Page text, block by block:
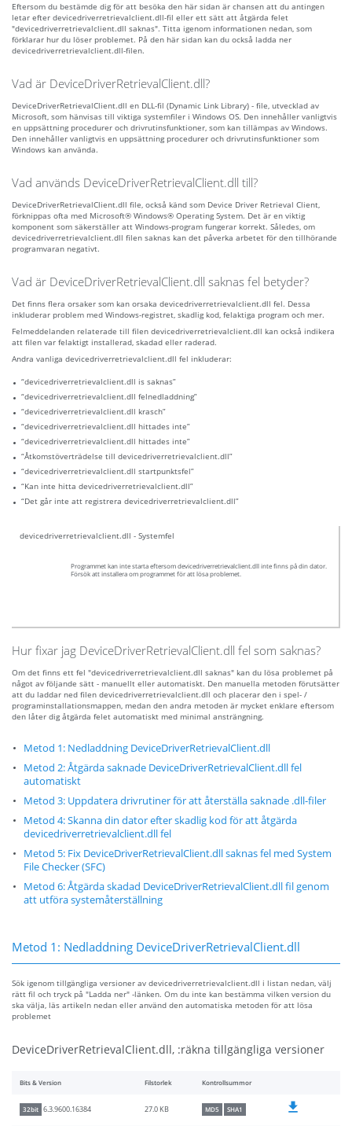
Eftersom du bestämde dig för att besöka den här sidan är chansen att du antingen
letar efter devicedriverretrievalclient.dll-fil eller ett sätt att åtgärda felet
"devicedriverretrievalclient.dll saknas". Titta igenom informationen nedan, som
förklarar hur du löser problemet. På den här sidan kan du också ladda ner
devicedriverretrievalclient.dll-filen.
Vad är DeviceDriverRetrievalClient.dll?
DeviceDriverRetrievalClient.dll en DLL-fil (Dynamic Link Library) - file, utvecklad av
Microsoft, som hänvisas till viktiga systemfiler i Windows OS. Den innehåller vanligtvis
en uppsättning procedurer och drivrutinsfunktioner, som kan tillämpas av Windows.
Den innehåller vanligtvis en uppsättning procedurer och drivrutinsfunktioner som
Windows kan använda.
Vad används DeviceDriverRetrievalClient.dll till?
DeviceDriverRetrievalClient.dll file, också känd som Device Driver Retrieval Client,
förknippas ofta med Microsoft® Windows® Operating System. Det är en viktig
komponent som säkerställer att Windows-program fungerar korrekt. Således, om
devicedriverretrievalclient.dll filen saknas kan det påverka arbetet för den tillhörande
programvaran negativt.
Vad är DeviceDriverRetrievalClient.dll saknas fel betyder?
Det finns flera orsaker som kan orsaka devicedriverretrievalclient.dll fel. Dessa
inkluderar problem med Windows-registret, skadlig kod, felaktiga program och mer.
Felmeddelanden relaterade till filen devicedriverretrievalclient.dll kan också indikera
att filen var felaktigt installerad, skadad eller raderad.
Andra vanliga devicedriverretrievalclient.dll fel inkluderar:
“devicedriverretrievalclient.dll is saknas”
“devicedriverretrievalclient.dll felnedladdning”
“devicedriverretrievalclient.dll krasch”
“devicedriverretrievalclient.dll hittades inte”
“devicedriverretrievalclient.dll hittades inte”
“Åtkomstöverträdelse till devicedriverretrievalclient.dll”
“devicedriverretrievalclient.dll startpunktsfel”
“Kan inte hitta devicedriverretrievalclient.dll”
“Det går inte att registrera devicedriverretrievalclient.dll”
devicedriverretrievalclient.dll - Systemfel
Programmet kan inte starta eftersom devicedriverretrievalclient.dll inte finns på din dator.
Försök att installera om programmet för att lösa problemet.
Hur fixar jag DeviceDriverRetrievalClient.dll fel som saknas?
Om det finns ett fel "devicedriverretrievalclient.dll saknas" kan du lösa problemet på
något av följande sätt - manuellt eller automatiskt. Den manuella metoden förutsätter
att du laddar ned filen devicedriverretrievalclient.dll och placerar den i spel- /
programinstallationsmappen, medan den andra metoden är mycket enklare eftersom
den låter dig åtgärda felet automatiskt med minimal ansträngning.
Metod 1: Nedladdning DeviceDriverRetrievalClient.dll
Metod 2: Åtgärda saknade DeviceDriverRetrievalClient.dll fel
automatiskt
Metod 3: Uppdatera drivrutiner för att återställa saknade .dll-filer
Metod 4: Skanna din dator efter skadlig kod för att åtgärda
devicedriverretrievalclient.dll fel
Metod 5: Fix DeviceDriverRetrievalClient.dll saknas fel med System
File Checker (SFC)
Metod 6: Åtgärda skadad DeviceDriverRetrievalClient.dll fil genom
att utföra systemåterställning
Metod 1: Nedladdning DeviceDriverRetrievalClient.dll
Sök igenom tillgängliga versioner av devicedriverretrievalclient.dll i listan nedan, välj
rätt fil och tryck på "Ladda ner" -länken. Om du inte kan bestämma vilken version du
ska välja, läs artikeln nedan eller använd den automatiska metoden för att lösa
problemet
DeviceDriverRetrievalClient.dll, :räkna tillgängliga versioner
Bits & Version Filstorlek Kontrollsummor
32bit 6.3.9600.16384 27.0 KB MD5 SHA1